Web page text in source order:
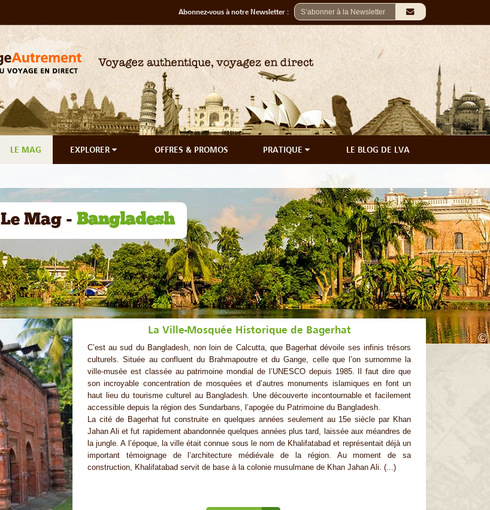
Abonnez-vous à notre Newsletter :
LE MAG EXPLORER OFFRES & PROMOS PRATIQUE LE BLOG DE LVA
©
Le Mag - Bangladesh
La Ville-Mosquée Historique de Bagerhat
C’est au sud du Bangladesh, non loin de Calcutta, que Bagerhat dévoile ses infinis trésors
culturels. Située au confluent du Brahmapoutre et du Gange, celle que l’on surnomme la
ville-musée est classée au patrimoine mondial de l’UNESCO depuis 1985. Il faut dire que
son incroyable concentration de mosquées et d’autres monuments islamiques en font un
haut lieu du tourisme culturel au Bangladesh. Une découverte incontournable et facilement
accessible depuis la région des Sundarbans, l’apogée du Patrimoine du Bangladesh.
La cité de Bagerhat fut construite en quelques années seulement au 15e siècle par Khan
Jahan Ali et fut rapidement abandonnée quelques années plus tard, laissée aux méandres de
la jungle. A l’époque, la ville était connue sous le nom de Khalifatabad et représentait déjà un
important témoignage de l’architecture médiévale de la région. Au moment de sa
construction, Khalifatabad servit de base à la colonie musulmane de Khan Jahan Ali. (...)